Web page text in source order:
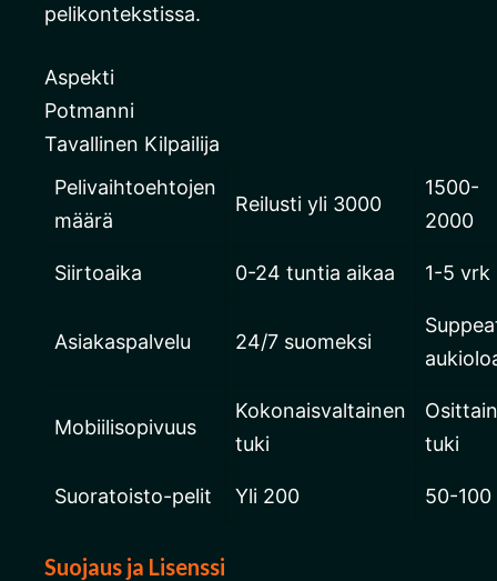
pelikontekstissa.
Aspekti
Potmanni
Tavallinen Kilpailija
Pelivaihtoehtojen
määrä
Reilusti yli 3000
1500-
2000
Siirtoaika 0-24 tuntia aikaa 1-5 vrk
Asiakaspalvelu 24/7 suomeksi
Mobiilisopivuus
Kokonaisvaltainen
tuki
tuki
Suoratoisto-pelit Yli 200 50-100
Suojaus ja Lisenssi